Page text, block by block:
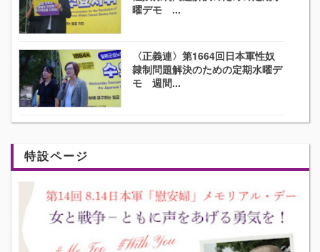
曜デモ ...
〈正義連〉第1664回日本軍性奴
隷制問題解決のための定期水曜デ
モ 週間...
特設ページ